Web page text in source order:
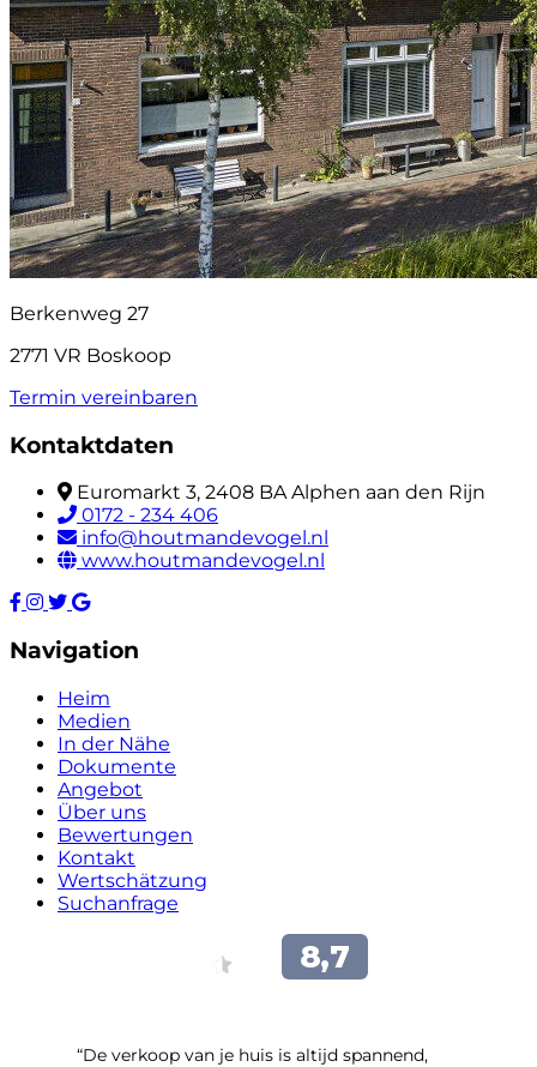
Berkenweg 27
2771 VR Boskoop
Termin vereinbaren
Kontaktdaten
Euromarkt 3, 2408 BA Alphen aan den Rijn
0172 - 234 406
info@houtmandevogel.nl
www.houtmandevogel.nl
Navigation
Heim
Medien
In der Nähe
Dokumente
Angebot
Über uns
Bewertungen
Kontakt
Wertschätzung
Suchanfrage
“​De verkoop van je huis is altijd spannend,